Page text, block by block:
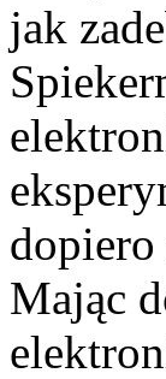
jak
Mając